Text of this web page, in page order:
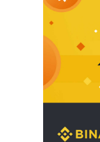
động
2.
ngủ
Để
cao
nhắc